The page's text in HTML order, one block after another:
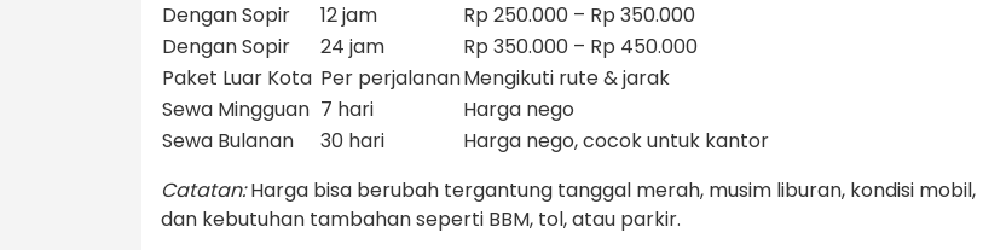
Dengan Sopir
12 jam
Rp 250.000 – Rp 350.000
Dengan Sopir
24 jam
Rp 350.000 – Rp 450.000
Paket Luar Kota Per perjalananMengikuti rute & jarak
Sewa Mingguan 7 hari
Harga nego
Sewa Bulanan
30 hari
Harga nego, cocok untuk kantor
Catatan:Harga bisa berubah tergantung tanggal merah, musim liburan, kondisi mobil,
dan kebutuhan tambahan seperti BBM, tol, atau parkir.